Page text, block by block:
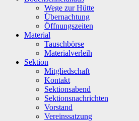
Wege zur Hütte
Übernachtung
Öffnungszeiten
Material
Tauschbörse
Materialverleih
Sektion
Mitgliedschaft
Kontakt
Sektionsabend
Sektionsnachrichten
Vorstand
Vereinssatzung